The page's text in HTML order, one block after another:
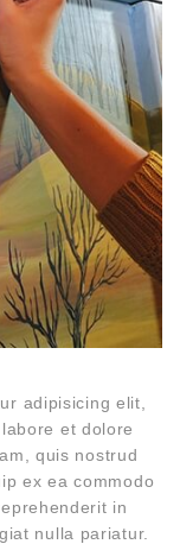
adipisicing elit,
et dolore
quis nostrud
ex ea commodo
in
nulla pariatur.